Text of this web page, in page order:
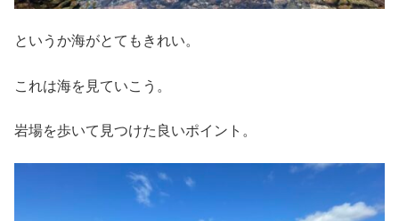
というか海がとてもきれい。
これは海を見ていこう。
岩場を歩いて見つけた良いポイント。